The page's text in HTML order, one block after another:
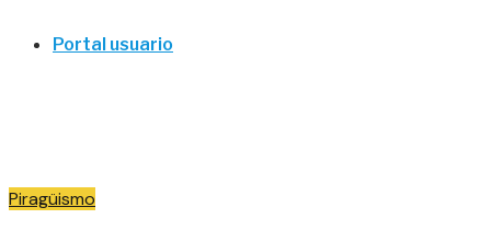
Portal usuario
Piragüismo